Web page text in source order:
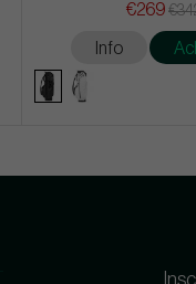
€269
Info